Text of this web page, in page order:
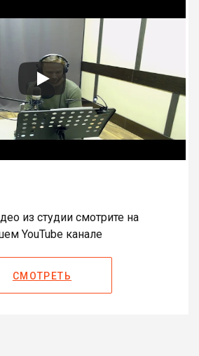
из студии смотрите на
YouTube канале
СМОТРЕТЬ